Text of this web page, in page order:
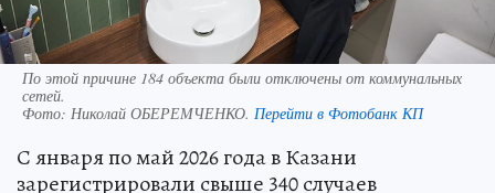
По этой причине 184 объекта были отключены от коммунальных
сетей.
Фото: Николай ОБЕРЕМЧЕНКО. Перейти в Фотобанк КП
С января по май 2026 года в Казани
зарегистрировали свыше 340 случаев